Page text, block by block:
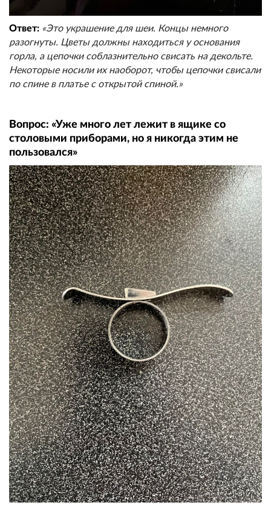
Ответ: «Это украшение для шеи. Концы немного
разогнуты. Цветы должны находиться у основания
горла, а цепочки соблазнительно свисать на декольте.
Некоторые носили их наоборот, чтобы цепочки свисали
по спине в платье с открытой спиной.»
Вопрос: «Уже много лет лежит в ящике со
столовыми приборами, но я никогда этим не
пользовался»